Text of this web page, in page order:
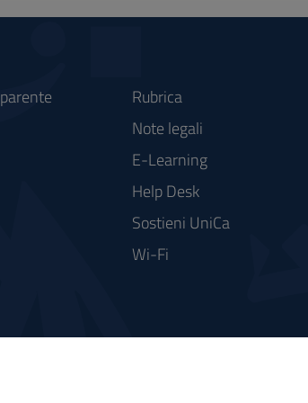
Rubrica
Note legali
E-Learning
Help Desk
Sostieni UniCa
Wi-Fi